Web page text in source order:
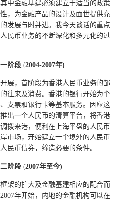
中金融基建必须建立于适当的政策
，为金融产品的设计及面世提供充
发展与时并进。我今天谈话的重点
民币业务的不断深化和多元化的过
阶段 (2004-2007年)
展，首阶段为香港人民币业务的邹
往来及消费。香港的银行开始为个
支票和银行卡等基本服务。因应这
出一个人民币的清算平台，将香港
拨来港，便利在上海平盘的人民币
市场，开始建立一个境外的人民币
民币债券，缔造必要的条件。
阶段 (2007年至今)
架的扩大及金融基建相应的配合而
年开始，内地的金融机构可以在